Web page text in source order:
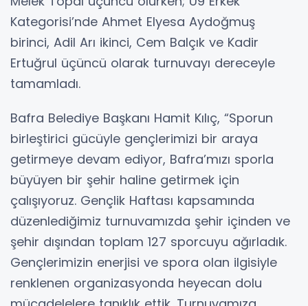
Kategorisi’nde Ahmet Elyesa Aydoğmuş
birinci, Adil Arı ikinci, Cem Balçık ve Kadir
Ertuğrul üçüncü olarak turnuvayı dereceyle
tamamladı.
Bafra Belediye Başkanı Hamit Kılıç, “Sporun
birleştirici gücüyle gençlerimizi bir araya
getirmeye devam ediyor, Bafra’mızı sporla
büyüyen bir şehir haline getirmek için
çalışıyoruz. Gençlik Haftası kapsamında
düzenlediğimiz turnuvamızda şehir içinden ve
şehir dışından toplam 127 sporcuyu ağırladık.
Gençlerimizin enerjisi ve spora olan ilgisiyle
renklenen organizasyonda heyecan dolu